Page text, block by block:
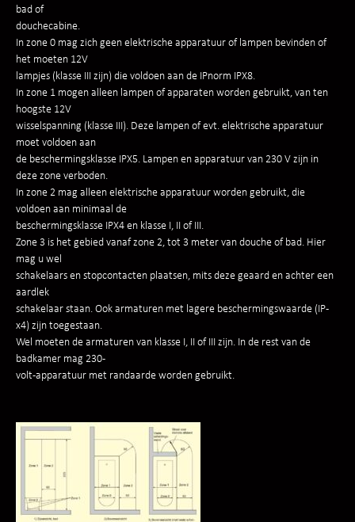
bad of
douchecabine.
In zone 0 mag zich geen elektrische apparatuur of lampen bevinden of
het moeten 12V
lampjes (klasse III zijn) die voldoen aan de IPnorm IPX8.
In zone 1 mogen alleen lampen of apparaten worden gebruikt, van ten
hoogste 12V
wisselspanning (klasse III). Deze lampen of evt. elektrische apparatuur
moet voldoen aan
de beschermingsklasse IPX5. Lampen en apparatuur van 230 V zijn in
deze zone verboden.
In zone 2 mag alleen elektrische apparatuur worden gebruikt, die
voldoen aan minimaal de
beschermingsklasse IPX4 en klasse I, II of III.
Zone 3 is het gebied vanaf zone 2, tot 3 meter van douche of bad. Hier
mag u wel
schakelaars en stopcontacten plaatsen, mits deze geaard en achter een
aardlek
schakelaar staan. Ook armaturen met lagere beschermingswaarde (IP-
x4) zijn toegestaan.
Wel moeten de armaturen van klasse I, II of III zijn. In de rest van de
badkamer mag 230-
volt-apparatuur met randaarde worden gebruikt.